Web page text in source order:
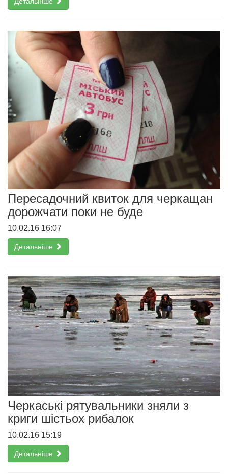
Пересадочний квиток для черкащан
дорожчати поки не буде
10.02.16 16:07
Детальніше
Черкаські рятувальники зняли з
криги шістьох рибалок
10.02.16 15:19
Детальніше